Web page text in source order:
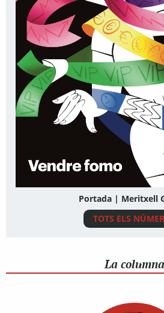
Portada | Meritxell
TOTS ELS
La columna